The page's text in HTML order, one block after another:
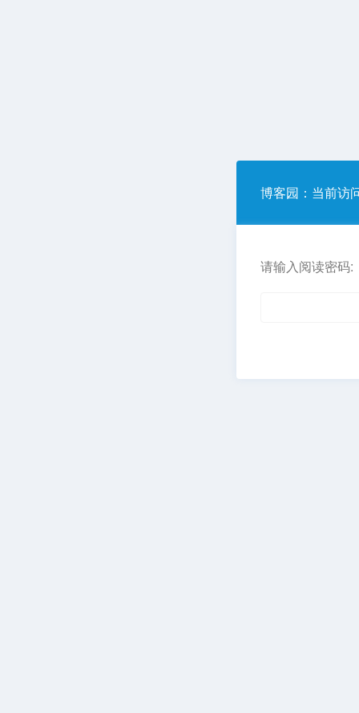
博客园 ：当前访
请输入阅读密码: